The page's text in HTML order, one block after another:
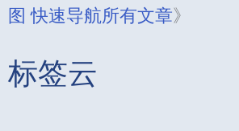
图 快速导航所有文章》
标签云